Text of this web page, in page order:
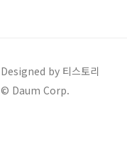
Designed by 티스토리
© Daum Corp.